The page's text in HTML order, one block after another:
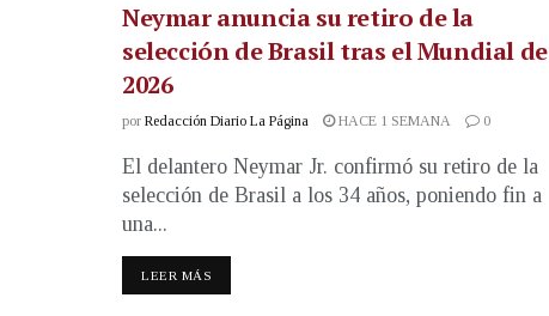
Neymar anuncia su retiro de la
selección de Brasil tras el Mundial de
2026
por Redacción Diario La Página HACE 1 SEMANA 0
El delantero Neymar Jr. confirmó su retiro de la
selección de Brasil a los 34 años, poniendo fin a
una...
LEER MÁS